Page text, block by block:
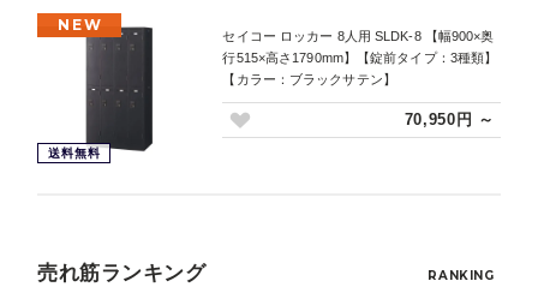
NEW
送料無料
セイコー ロッカー 8人用 SLDK-8 【幅900×奥
行515×高さ1790mm】【錠前タイプ：3種類】
【カラー：ブラックサテン】
70,950円 ～
売れ筋ランキング RANKING